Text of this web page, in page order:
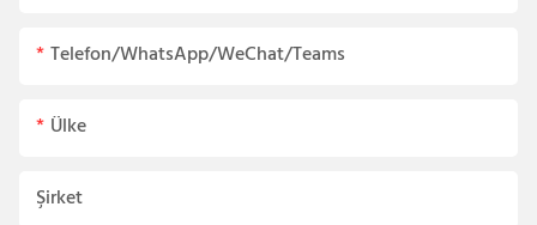
Telefon/WhatsApp/WeChat/Teams
Ülke
Şirket